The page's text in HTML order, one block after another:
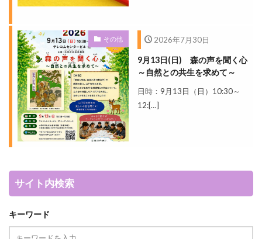
その他 2026年7月30日
9月13日(日) 森の声を聞く心
～自然との共生を求めて～
日時：9月13日（日）10:30～
12:[…]
サイト内検索
キーワード